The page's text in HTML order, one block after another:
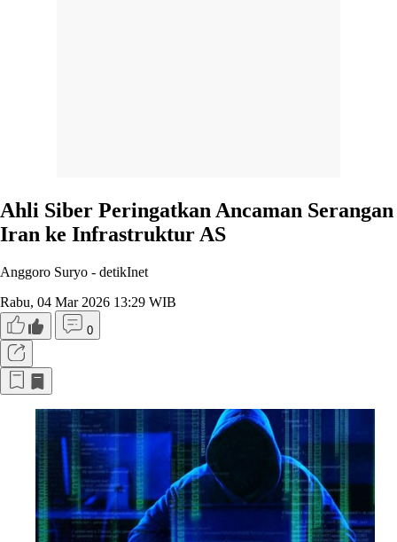
Ahli Siber Peringatkan Ancaman Serangan
Iran ke Infrastruktur AS
Anggoro Suryo - detikInet
Rabu, 04 Mar 2026 13:29 WIB
0